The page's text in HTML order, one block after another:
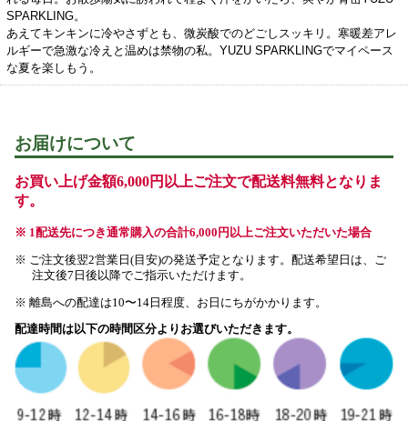
SPARKLING。
あえてキンキンに冷やさずとも、微炭酸でのどごしスッキリ。寒暖差アレ
ルギーで急激な冷えと温めは禁物の私。YUZU SPARKLINGでマイペース
な夏を楽しもう。